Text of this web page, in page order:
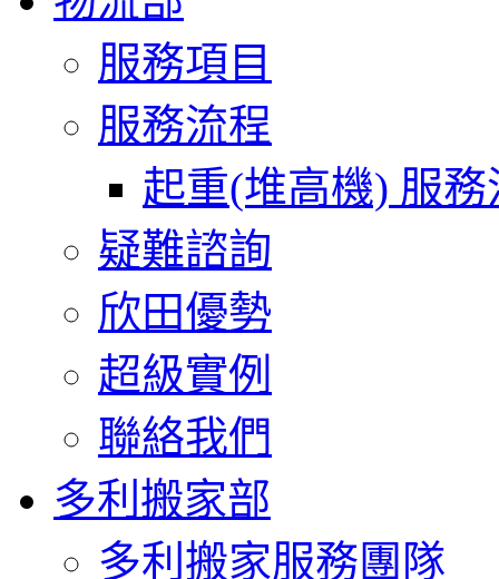
服務項目
服務流程
起重(堆高機) 服務
疑難諮詢
欣田優勢
超級實例
聯絡我們
多利搬家部
多利搬家服務團隊